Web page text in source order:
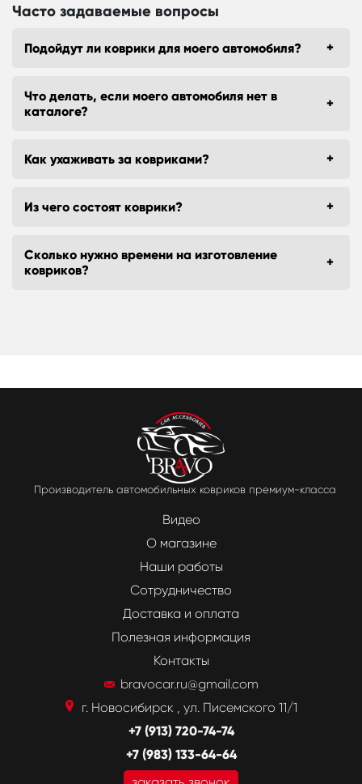
Часто задаваемые вопросы
Подойдут ли коврики для моего автомобиля?
Что делать, если моего автомобиля нет в
каталоге?
Как ухаживать за ковриками?
Из чего состоят коврики?
Сколько нужно времени на изготовление
ковриков?
Производитель автомобильных ковриков премиум-класса
Видео
О магазине
Наши работы
Сотрудничество
Доставка и оплата
Полезная информация
Контакты
bravocar.ru@gmail.com
г. Новосибирск , ул. Писемского 11/1
+7 (913) 720-74-74
+7 (983) 133-64-64